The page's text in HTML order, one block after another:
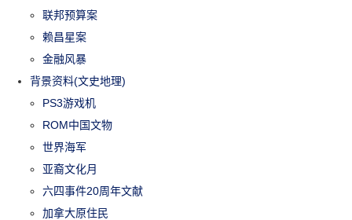
联邦预算案
赖昌星案
金融风暴
背景资料(文史地理)
PS3游戏机
ROM中国文物
世界海军
亚裔文化月
六四事件20周年文献
加拿大原住民